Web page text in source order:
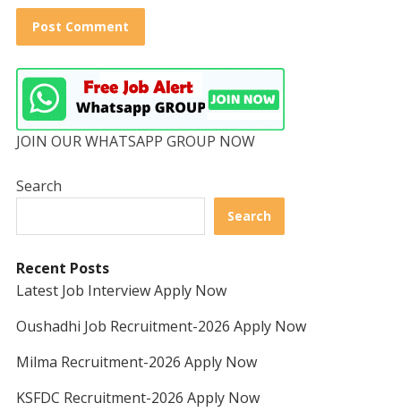
JOIN OUR WHATSAPP GROUP NOW
Search
Search
Recent Posts
Latest Job Interview Apply Now
Oushadhi Job Recruitment-2026 Apply Now
Milma Recruitment-2026 Apply Now
KSFDC Recruitment-2026 Apply Now